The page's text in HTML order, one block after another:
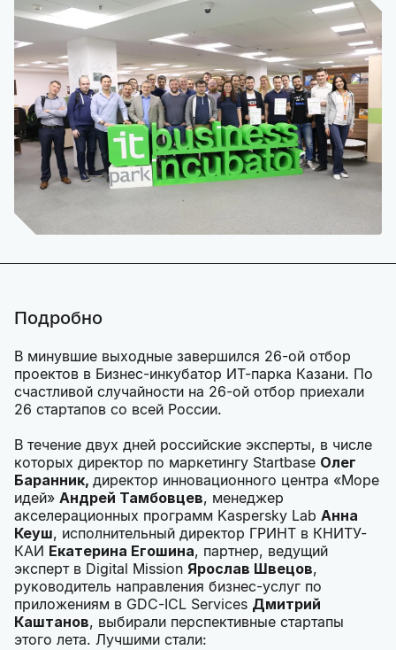
Подробно
В минувшие выходные завершился 26-ой отбор
проектов в Бизнес-инкубатор ИТ-парка Казани. По
счастливой случайности на 26-ой отбор приехали
26 стартапов со всей России.
В течение двух дней российские эксперты, в числе
которых директор по маркетингу Startbase Олег
Баранник, директор инновационного центра «Море
идей» Андрей Тамбовцев, менеджер
акселерационных программ Kaspersky Lab Анна
Кеуш, исполнительный директор ГРИНТ в КНИТУ-
КАИ Екатерина Егошина, партнер, ведущий
эксперт в Digital Mission Ярослав Швецов,
руководитель направления бизнес-услуг по
приложениям в GDC-ICL Services Дмитрий
Каштанов, выбирали перспективные стартапы
этого лета. Лучшими стали: